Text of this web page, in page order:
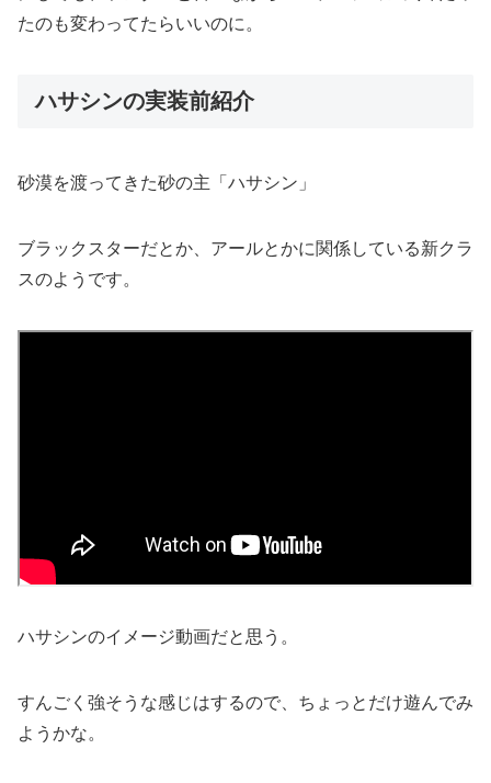
たのも変わってたらいいのに。
ハサシンの実装前紹介
砂漠を渡ってきた砂の主「ハサシン」
ブラックスターだとか、アールとかに関係している新クラ
スのようです。
ハサシンのイメージ動画だと思う。
すんごく強そうな感じはするので、ちょっとだけ遊んでみ
ようかな。